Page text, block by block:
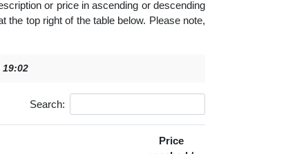
or price in ascending or descending
the top right of the table below. Please note,
Search:
Price